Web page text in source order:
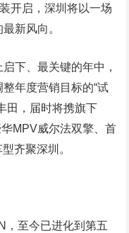
开启，深圳将以一场
新风向。
下、最关键的年中，
年度营销目标的“试
田，届时将携旗下
MPV威尔法双擎、首
齐聚深圳。
，至今已进化到第五